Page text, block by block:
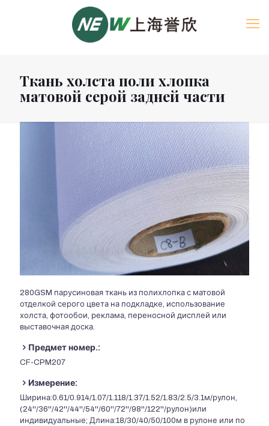
Ткань холста поли хлопка
матовой серой задней части
280GSM парусиновая ткань из полихлопка с матовой
отделкой серого цвета на подкладке, использование
холста, фотообои, реклама, переносной дисплей или
выставочная доска.
Предмет номер.:
CF-CPM207
Измерение:
Ширина:0.61/0.914/1.07/1.118/1.37/1.52/1.83/2.5/3.1м/рулон,
(24''/36''/42''/44''/54''/60''/72''/98''/122''/рулон)или
индивидуальные; Длина:18/30/40/50/100м в рулоне или по